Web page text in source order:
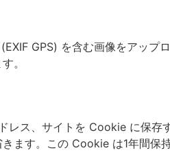
GPS) を含む画像をアップ
。
レス、サイトを Cookie に保
ます。この Cookie は1年間保持